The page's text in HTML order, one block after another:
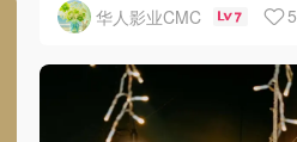
华人影业CMC 7 5